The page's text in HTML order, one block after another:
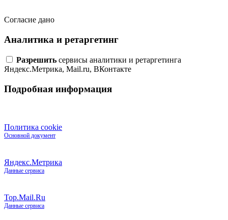
Согласие дано
Аналитика и ретаргетинг
Разрешить сервисы аналитики и ретаргетинга
Яндекс.Метрика, Mail.ru, ВКонтакте
Подробная информация
Политика cookie
Основной документ
Яндекс.Метрика
Данные сервиса
Top.Mail.Ru
Данные сервиса